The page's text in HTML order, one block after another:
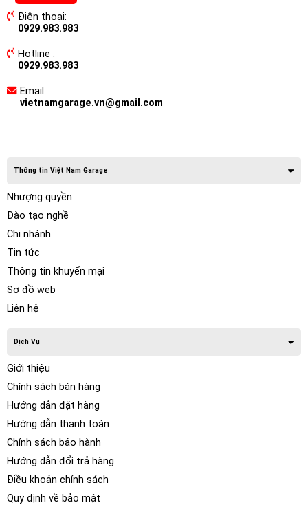
Điện thoại:
0929.983.983
Hotline :
0929.983.983
Email:
vietnamgarage.vn@gmail.com
Thông tin Việt Nam Garage
Nhượng quyền
Đào tạo nghề
Chi nhánh
Tin tức
Thông tin khuyến mại
Sơ đồ web
Liên hệ
Dịch Vụ
Giới thiệu
Chính sách bán hàng
Hướng dẫn đặt hàng
Hướng dẫn thanh toán
Chính sách bảo hành
Hướng dẫn đổi trả hàng
Điều khoản chính sách
Quy định về bảo mật